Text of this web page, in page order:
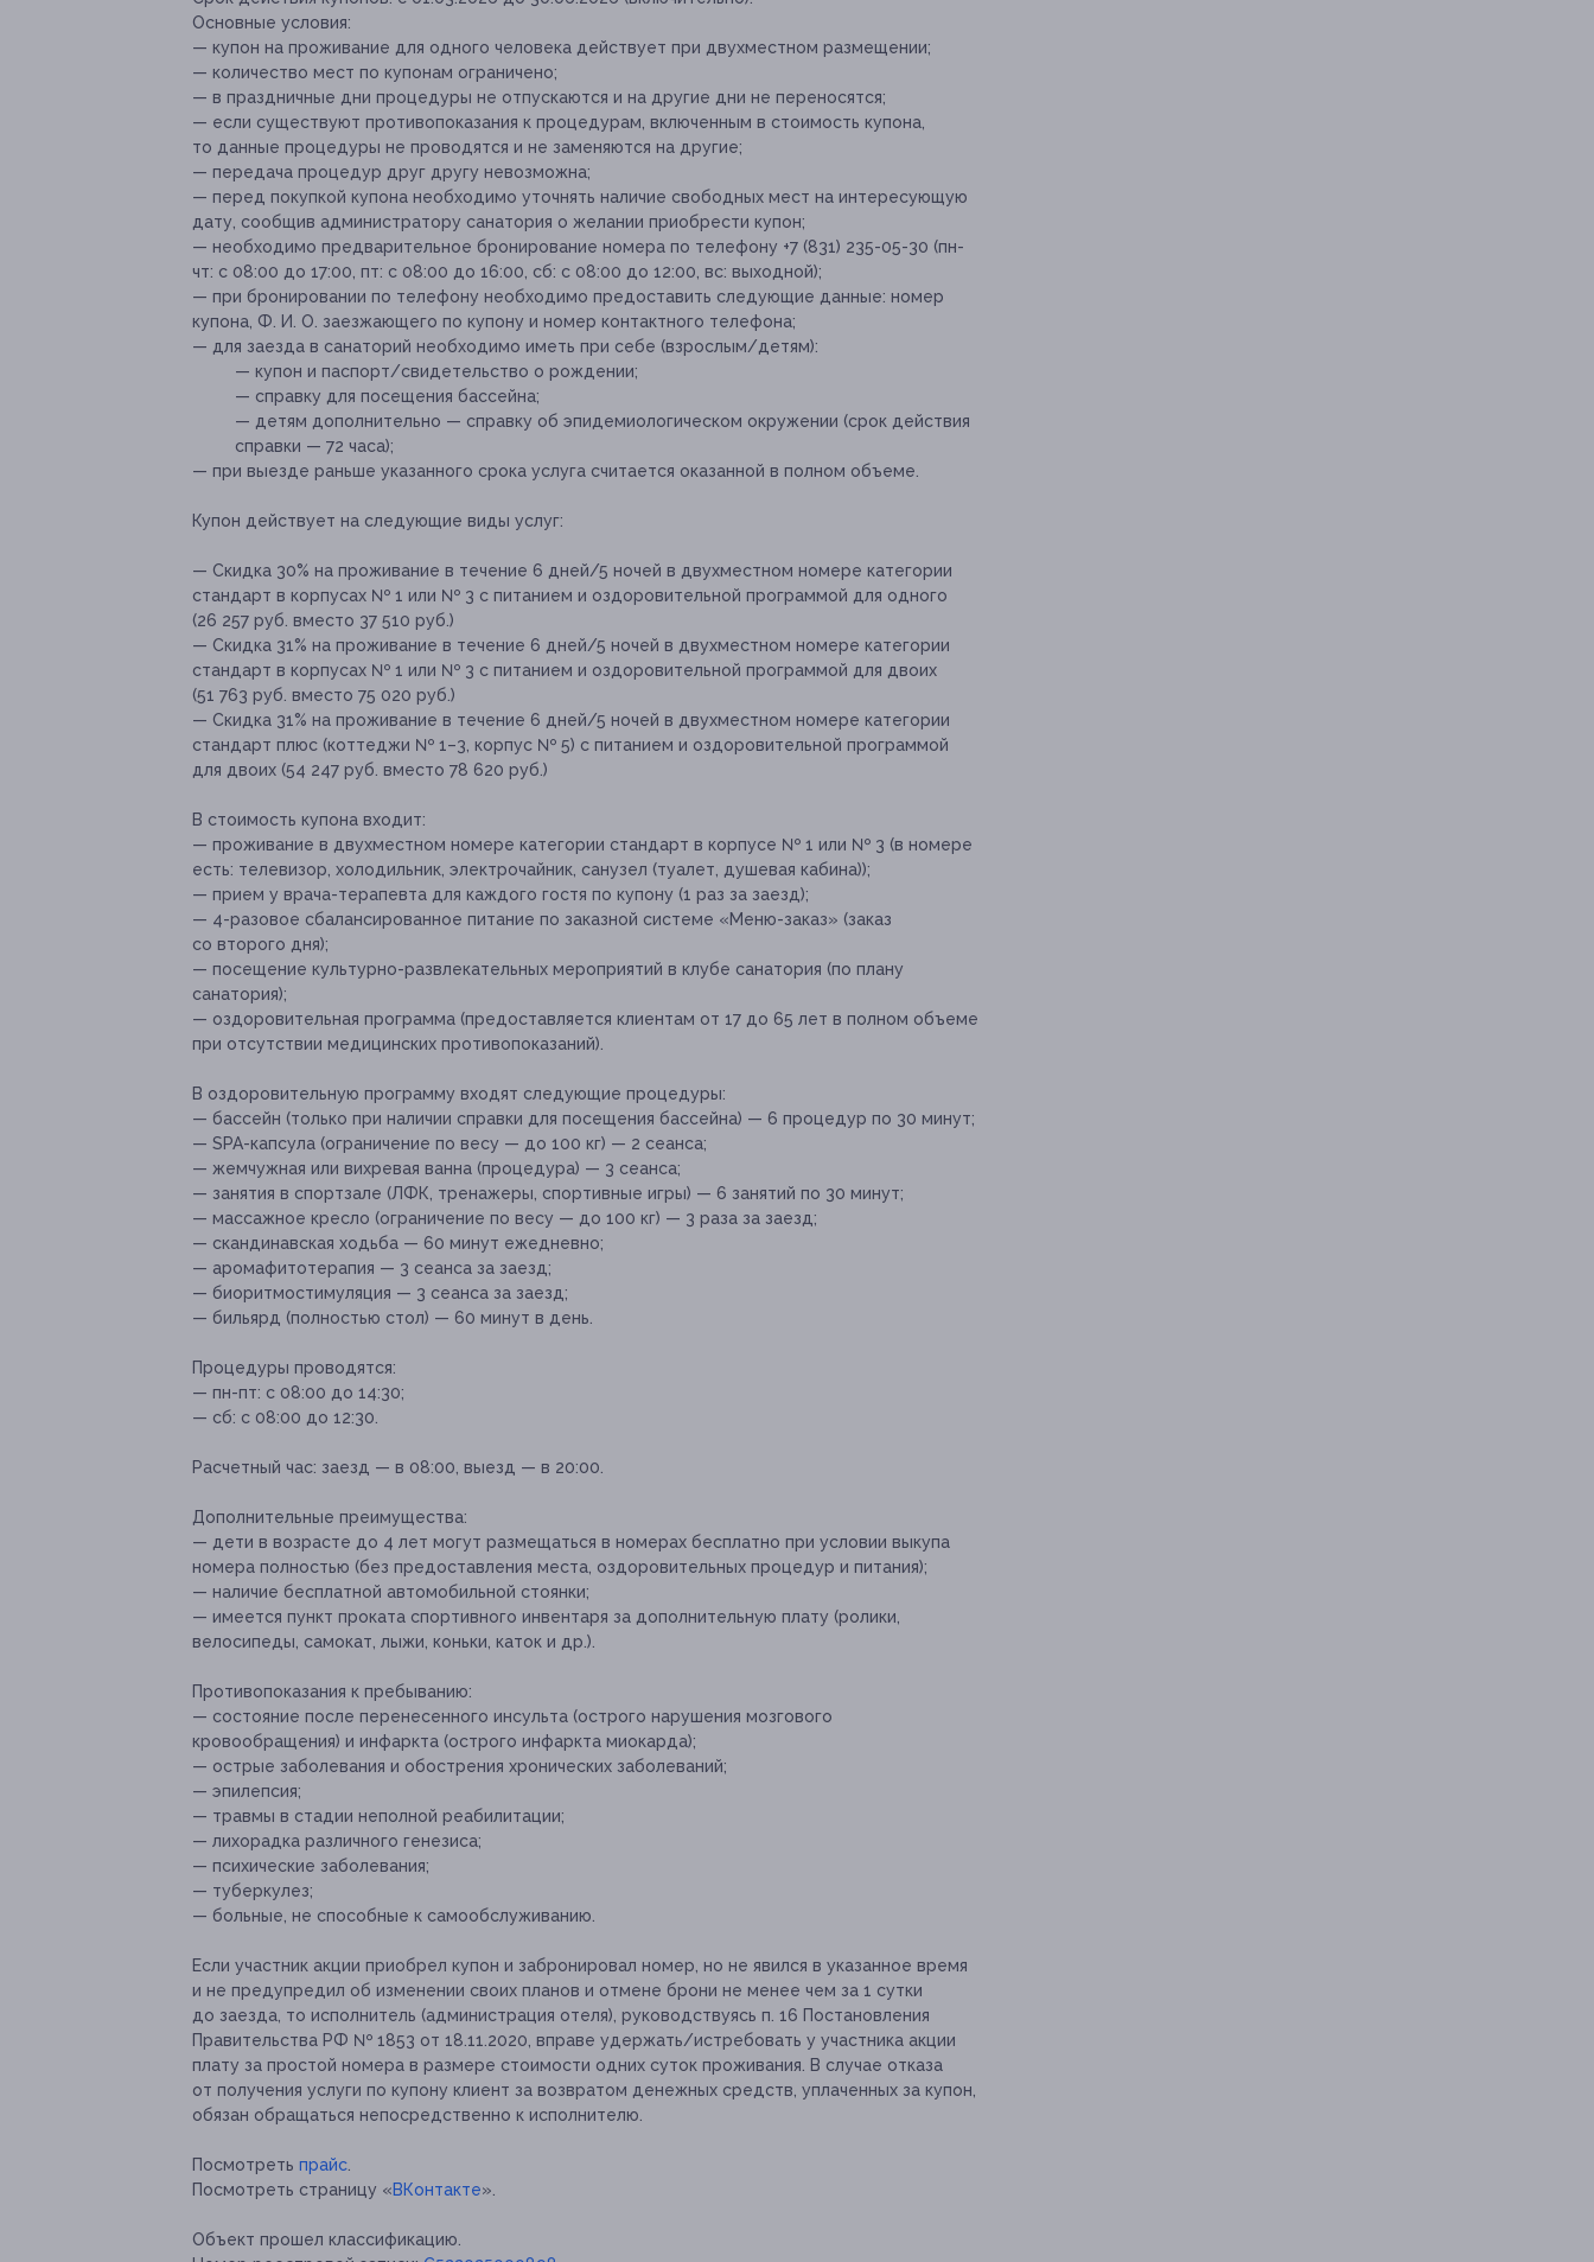
Основные условия:
— купон на проживание для одного человека действует при двухместном размещении;
— количество мест по купонам ограничено;
— в праздничные дни процедуры не отпускаются и на другие дни не переносятся;
— если существуют противопоказания к процедурам, включенным в стоимость купона,
то данные процедуры не проводятся и не заменяются на другие;
— передача процедур друг другу невозможна;
— перед покупкой купона необходимо уточнять наличие свободных мест на интересующую
дату, сообщив администратору санатория о желании приобрести купон;
— необходимо предварительное бронирование номера по телефону +7 (831) 235-05-30 (пн-
чт: с 08:00 до 17:00, пт: с 08:00 до 16:00, сб: с 08:00 до 12:00, вс: выходной);
— при бронировании по телефону необходимо предоставить следующие данные: номер
купона, Ф. И. О. заезжающего по купону и номер контактного телефона;
— для заезда в санаторий необходимо иметь при себе (взрослым/детям):
— купон и паспорт/свидетельство о рождении;
— справку для посещения бассейна;
— детям дополнительно — справку об эпидемиологическом окружении (срок действия
справки — 72 часа);
— при выезде раньше указанного срока услуга считается оказанной в полном объеме.
Купон действует на следующие виды услуг:
— Скидка 30% на проживание в течение 6 дней/5 ночей в двухместном номере категории
стандарт в корпусах № 1 или № 3 с питанием и оздоровительной программой для одного
(26 257 руб. вместо 37 510 руб.)
— Скидка 31% на проживание в течение 6 дней/5 ночей в двухместном номере категории
стандарт в корпусах № 1 или № 3 с питанием и оздоровительной программой для двоих
(51 763 руб. вместо 75 020 руб.)
— Скидка 31% на проживание в течение 6 дней/5 ночей в двухместном номере категории
стандарт плюс (коттеджи № 1–3, корпус № 5) с питанием и оздоровительной программой
для двоих (54 247 руб. вместо 78 620 руб.)
В стоимость купона входит:
— проживание в двухместном номере категории стандарт в корпусе № 1 или № 3 (в номере
есть: телевизор, холодильник, электрочайник, санузел (туалет, душевая кабина));
— прием у врача-терапевта для каждого гостя по купону (1 раз за заезд);
— 4-разовое сбалансированное питание по заказной системе «Меню-заказ» (заказ
со второго дня);
— посещение культурно-развлекательных мероприятий в клубе санатория (по плану
санатория);
— оздоровительная программа (предоставляется клиентам от 17 до 65 лет в полном объеме
при отсутствии медицинских противопоказаний).
В оздоровительную программу входят следующие процедуры:
— бассейн (только при наличии справки для посещения бассейна) — 6 процедур по 30 минут;
— SPA-капсула (ограничение по весу — до 100 кг) — 2 сеанса;
— жемчужная или вихревая ванна (процедура) — 3 сеанса;
— занятия в спортзале (ЛФК, тренажеры, спортивные игры) — 6 занятий по 30 минут;
— массажное кресло (ограничение по весу — до 100 кг) — 3 раза за заезд;
— скандинавская ходьба — 60 минут ежедневно;
— аромафитотерапия — 3 сеанса за заезд;
— биоритмостимуляция — 3 сеанса за заезд;
— бильярд (полностью стол) — 60 минут в день.
Процедуры проводятся:
— пн-пт: с 08:00 до 14:30;
— сб: с 08:00 до 12:30.
Расчетный час: заезд — в 08:00, выезд — в 20:00.
Дополнительные преимущества:
— дети в возрасте до 4 лет могут размещаться в номерах бесплатно при условии выкупа
номера полностью (без предоставления места, оздоровительных процедур и питания);
— наличие бесплатной автомобильной стоянки;
— имеется пункт проката спортивного инвентаря за дополнительную плату (ролики,
велосипеды, самокат, лыжи, коньки, каток и др.).
Противопоказания к пребыванию:
— состояние после перенесенного инсульта (острого нарушения мозгового
кровообращения) и инфаркта (острого инфаркта миокарда);
— острые заболевания и обострения хронических заболеваний;
— эпилепсия;
— травмы в стадии неполной реабилитации;
— лихорадка различного генезиса;
— психические заболевания;
— туберкулез;
— больные, не способные к самообслуживанию.
Если участник акции приобрел купон и забронировал номер, но не явился в указанное время
и не предупредил об изменении своих планов и отмене брони не менее чем за 1 сутки
до заезда, то исполнитель (администрация отеля), руководствуясь п. 16 Постановления
Правительства РФ № 1853 от 18.11.2020, вправе удержать/истребовать у участника акции
плату за простой номера в размере стоимости одних суток проживания. В случае отказа
от получения услуги по купону клиент за возвратом денежных средств, уплаченных за купон,
обязан обращаться непосредственно к исполнителю.
Посмотреть прайс
Посмотреть страницу «ВКонтакте».
Объект прошел классификацию.